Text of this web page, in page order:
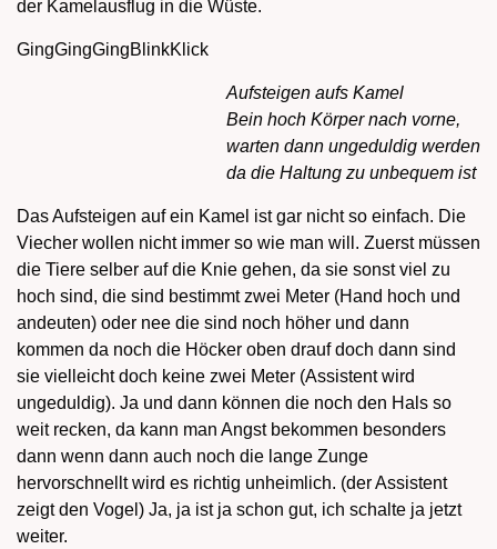
der Kamelausflug in die Wüste.
GingGingGingBlinkKlick
Aufsteigen aufs Kamel
Bein hoch Körper nach vorne,
warten dann ungeduldig werden
da die Haltung zu unbequem ist
Das Aufsteigen auf ein Kamel ist gar nicht so einfach. Die
Viecher wollen nicht immer so wie man will. Zuerst müssen
die Tiere selber auf die Knie gehen, da sie sonst viel zu
hoch sind, die sind bestimmt zwei Meter (Hand hoch und
andeuten) oder nee die sind noch höher und dann
kommen da noch die Höcker oben drauf doch dann sind
sie vielleicht doch keine zwei Meter (Assistent wird
ungeduldig). Ja und dann können die noch den Hals so
weit recken, da kann man Angst bekommen besonders
dann wenn dann auch noch die lange Zunge
hervorschnellt wird es richtig unheimlich. (der Assistent
zeigt den Vogel) Ja, ja ist ja schon gut, ich schalte ja jetzt
weiter.